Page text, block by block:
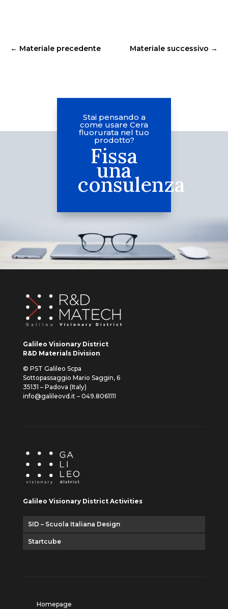
← Materiale precedente Materiale successivo →
Stai pensando a
come usare Cera
fluorurata nel tuo
prodotto?
Fissa
una
consulenza
Galileo Visionary District
R&D Materials Division
© PST Galileo Scpa
Sottopassaggio Mario Saggin, 6
35131 – Padova (Italy)
info@galileovd.it – 049.8061111
Galileo Visionary District Activities
SID – Scuola Italiana Design
Startcube
Homepage